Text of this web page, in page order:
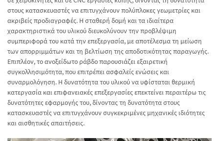
στους κατασκευαστές να επιτυγχάνουν πολύπλοκες γεωμετρίες και
ακριβείς προδιαγραφές. Η σταθερή δομή και τα ιδιαίτερα
χαρακτηριστικά του υλικού διευκολύνουν την προβλέψιμη
συμπεριφορά του κατά την επεξεργασία, με αποτέλεσμα τη μείωση
των απορριμμάτων και τη βελτίωση της αποδοτικότητας παραγωγής.
Επιπλέον, το ανοξείδωτο ράβδο παρουσιάζει εξαιρετική
συγκολλησιμότητα, που επιτρέπει ασφαλείς ενώσεις και
συναρμολόγηση. Η δυνατότητα του υλικού να υφίσταται θερμική
κατεργασία και επιφανειακές επεξεργασίες επεκτείνει περαιτέρω τις
δυνατότητες εφαρμογής του, δίνοντας τη δυνατότητα στους
κατασκευαστές να επιτυγχάνουν συγκεκριμένες μηχανικές ιδιότητες
και αισθητικές απαιτήσεις.